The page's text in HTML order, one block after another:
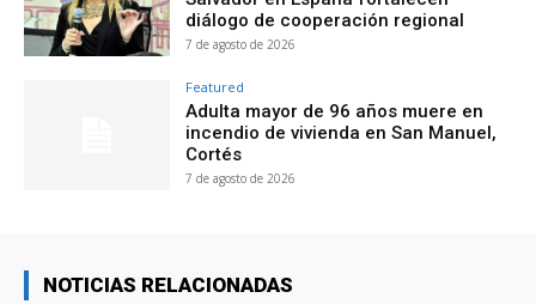
diálogo de cooperación regional
7 de agosto de 2026
Featured
Adulta mayor de 96 años muere en
incendio de vivienda en San Manuel,
Cortés
7 de agosto de 2026
NOTICIAS RELACIONADAS